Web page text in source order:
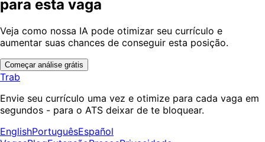
para esta vaga
Veja como nossa IA pode otimizar seu currículo e
aumentar suas chances de conseguir esta posição.
Começar análise grátis
Trab
Envie seu currículo uma vez e otimize para cada vaga em
segundos - para o ATS deixar de te bloquear.
EnglishPortuguêsEspañol